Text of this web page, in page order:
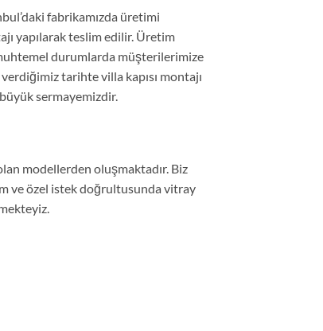
fabrikamızda üretimi
yapılarak teslim edilir. Üretim
durumlarda müşterilerimize
tarihte villa kapısı montajı
sermayemizdir.
modellerden oluşmaktadır. Biz
ve özel istek doğrultusunda vitray